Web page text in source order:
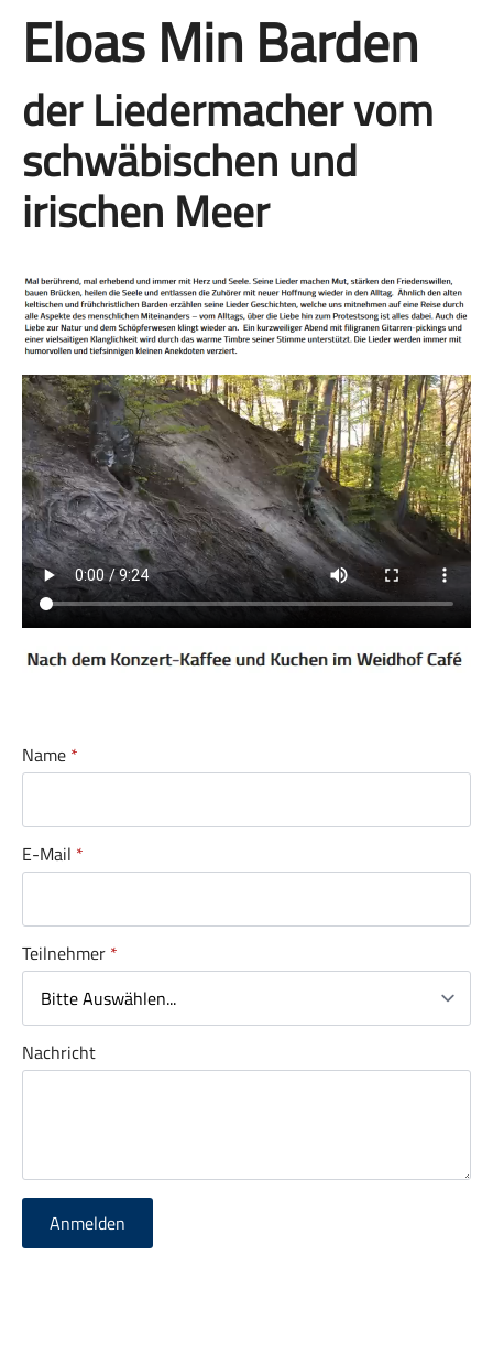
Eloas Min Barden
der Liedermacher vom
schwäbischen und
irischen Meer
Name *
E-Mail *
Teilnehmer *
Nachricht
Anmelden